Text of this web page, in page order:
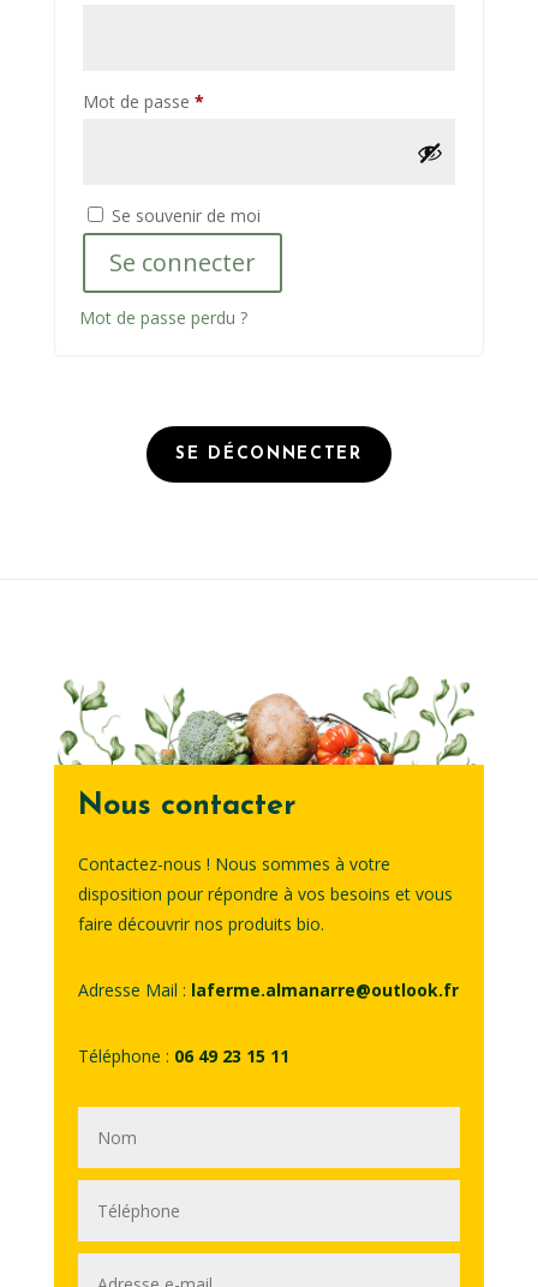
Mot de passe *Obligatoire
Se souvenir de moi
Se connecter
Mot de passe perdu ?
SE DÉCONNECTER
Nous contacter
Contactez-nous ! Nous sommes à votre
disposition pour répondre à vos besoins et vous
faire découvrir nos produits bio.
Adresse Mail : laferme.almanarre@outlook.fr
Téléphone : 06 49 23 15 11